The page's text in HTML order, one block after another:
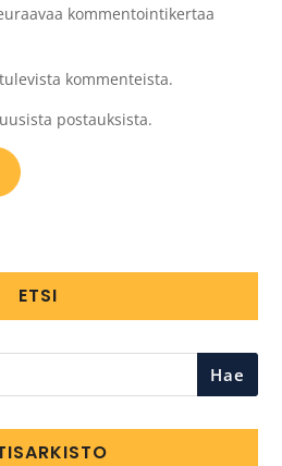
kommentointikertaa
kommenteista.
postauksista.
ETSI
Hae